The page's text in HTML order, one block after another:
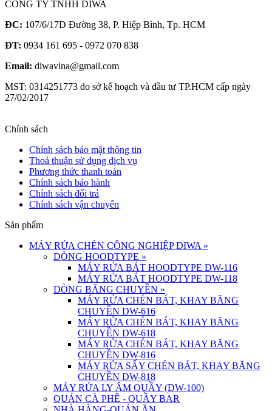
CÔNG TY TNHH DIWA
ĐC: 107/6/17D Đường 38, P. Hiệp Bình, Tp. HCM
ĐT: 0934 161 695 - 0972 070 838
Email: diwavina@gmail.com
MST: 0314251773 do sở kế hoạch và đầu tư TP.HCM cấp ngày
27/02/2017
Chính sách
Chính sách bảo mật thông tin
Thoả thuận sử dụng dịch vụ
Phương thức thanh toán
Chính sách bảo hành
Chính sách đổi trả
Chính sách vận chuyển
Sản phẩm
MÁY RỬA CHÉN CÔNG NGHIỆP DIWA »
DÒNG HOODTYPE »
MÁY RỬA BÁT HOODTYPE DW-116
MÁY RỬA BÁT HOODTYPE DW-118
DÒNG BĂNG CHUYỀN »
MÁY RỬA CHÉN BÁT, KHAY BĂNG
CHUYỀN DW-616
MÁY RỬA CHÉN BÁT, KHAY BĂNG
CHUYỀN DW-618
MÁY RỬA CHÉN BÁT, KHAY BĂNG
CHUYỀN DW-816
MÁY RỬA SẤY CHÉN BÁT, KHAY BĂNG
CHUYỀN DW-818
MÁY RỬA LY ÂM QUẦY (DW-100)
QUÁN CÀ PHÊ - QUẦY BAR